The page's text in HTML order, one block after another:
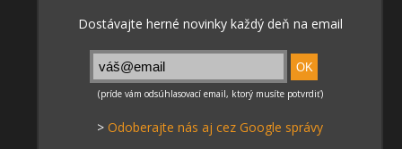
> Odoberajte nás aj cez Google správy